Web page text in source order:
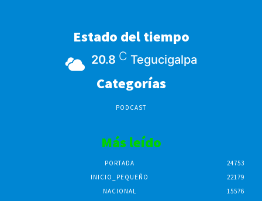
Estado del tiempo
20.8 C Tegucigalpa
Categorías
PODCAST
Más leído
PORTADA
24753
INICIO_PEQUEÑO
22179
NACIONAL
15576